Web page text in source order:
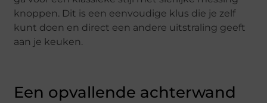
knoppen. Dit is een eenvoudige klus die je zelf
kunt doen en direct een andere uitstraling geeft
aan je keuken.
Een opvallende achterwand